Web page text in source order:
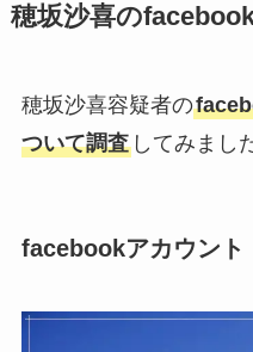
穂坂沙喜のfacebook
穂坂沙喜容疑者の
ついて調査してみまし
facebookアカウント